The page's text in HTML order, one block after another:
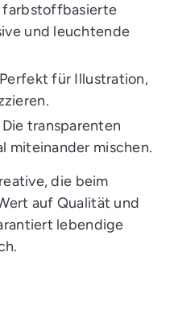
farbstoffbasierte
und leuchtende
Perfekt für Illustration,
Die transparenten
miteinander mischen.
die beim
auf Qualität und
lebendige